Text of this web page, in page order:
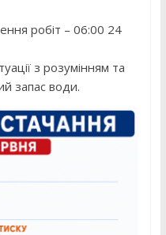
робіт – 06:00 24
з розумінням та
запас води.